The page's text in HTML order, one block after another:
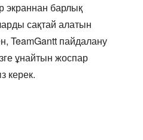
экраннан барлық
сақтай алатын
TeamGantt пайдалану
ұнайтын жоспар
керек.